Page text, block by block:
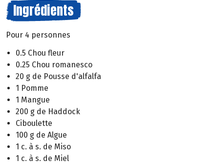
Ingrédients
Pour 4 personnes
0.5 Chou fleur
0.25 Chou romanesco
20 g de Pousse d'alfalfa
1 Pomme
1 Mangue
200 g de Haddock
Ciboulette
100 g de Algue
1 c. à s. de Miso
1 c. à s. de Miel